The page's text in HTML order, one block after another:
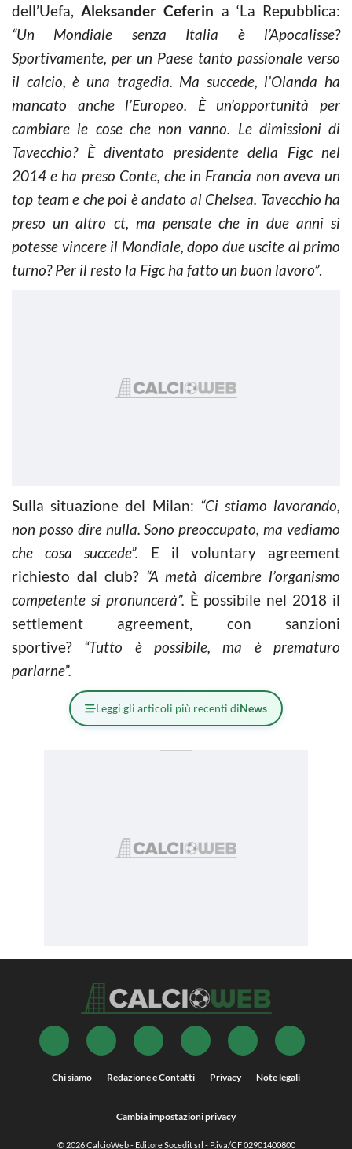
dell’Uefa,Aleksander Ceferin a ‘La Repubblica:
“Un Mondiale senza Italia è l’Apocalisse?
Sportivamente, per un Paese tanto passionale verso
il calcio, è una tragedia. Ma succede, l’Olanda ha
mancato anche l’Europeo. È un’opportunità per
cambiare le cose che non vanno. Le dimissioni di
Tavecchio? È diventato presidente della Figc nel
2014 e ha preso Conte, che in Francia non aveva un
top team e che poi è andato al Chelsea. Tavecchio ha
preso un altro ct, ma pensate che in due anni si
potesse vincere il Mondiale, dopo due uscite al primo
turno? Per il resto la Figc ha fatto un buon lavoro”.
Sulla situazione del Milan: “Ci stiamo lavorando,
non posso dire nulla. Sono preoccupato, ma vediamo
che cosa succede”. E il voluntary agreement
richiesto dal club?“A metà dicembre l’organismo
competente si pronuncerà”. È possibile nel 2018 il
settlement agreement, con sanzioni
sportive? “Tutto è possibile, ma è prematuro
parlarne”.
Leggi gli articoli più recenti diNews
Chi siamo Redazione e Contatti Privacy Note legali
Cambia impostazioni privacy
© 2026CalcioWeb- Editore Socedit srl - P.iva/CF 02901400800